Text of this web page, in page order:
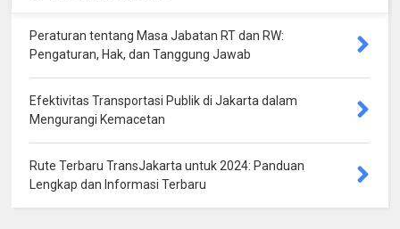
Peraturan tentang Masa Jabatan RT dan RW:
Pengaturan, Hak, dan Tanggung Jawab
Efektivitas Transportasi Publik di Jakarta dalam
Mengurangi Kemacetan
Rute Terbaru TransJakarta untuk 2024: Panduan
Lengkap dan Informasi Terbaru